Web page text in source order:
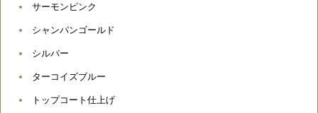
サーモンピンク
シャンパンゴールド
シルバー
ターコイズブルー
トップコート仕上げ